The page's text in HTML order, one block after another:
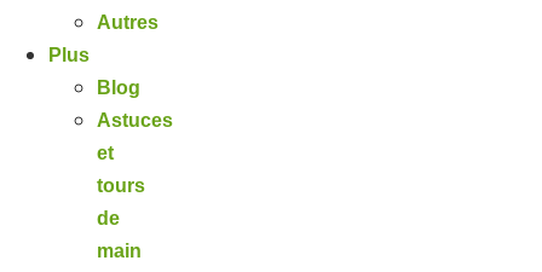
Autres
Plus
Blog
Astuces
et
tours
de
main